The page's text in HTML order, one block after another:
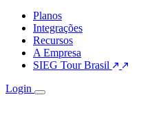
Planos
Integrações
Recursos
A Empresa
SIEG Tour Brasil
Login